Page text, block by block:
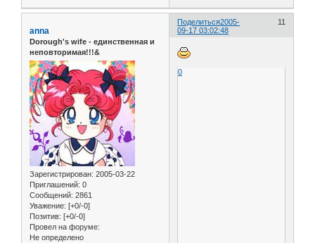
Поделиться 11
2005-
09-17 03:02:48
anna
Dorough's wife - единственная и
неповторимая!!!&
Зарегистрирован: 2005-03-22
Приглашений: 0
Сообщений: 2861
Уважение: [+0/-0]
Позитив: [+0/-0]
Провел на форуме:
Не определено
0